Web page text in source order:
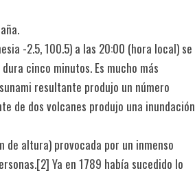
-2.5, 100.5) a las 20:00 (hora local) se
cinco minutos. Es mucho más
resultante produjo un número
de dos volcanes produjo una inundación
de altura) provocada por un inmenso
Ya en 1789 había sucedido lo